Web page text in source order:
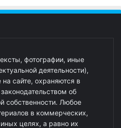
фотографии, иные
деятельности),
сайте, охраняются в
об
собственности. Любое
в коммерческих,
целях, а равно их